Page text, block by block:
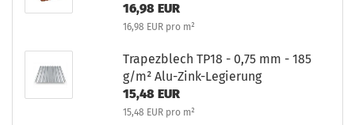
16,98 EUR
16,98 EUR pro m²
Trapezblech TP18 - 0,75 mm - 185
g/m² Alu-Zink-Legierung
15,48 EUR
15,48 EUR pro m²